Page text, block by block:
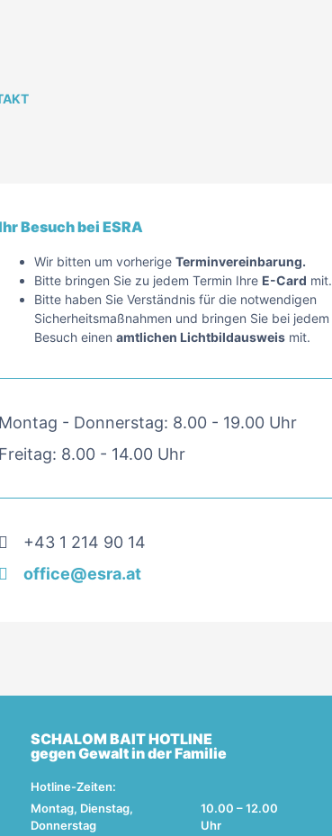
Besuch bei ESRA
Wir bitten um vorherige Terminvereinbarung.
Bitte bringen Sie zu jedem Termin Ihre E-Card mit.
Bitte haben Sie Verständnis für die notwendigen
Sicherheitsmaßnahmen und bringen Sie bei jedem
Besuch einen amtlichen Lichtbildausweis mit.
Montag - Donnerstag: 8.00 - 19.00 Uhr
Freitag: 8.00 - 14.00 Uhr
+43 1 214 90 14
office@esra.at
SCHALOM BAIT HOTLINE
gegen Gewalt in der Familie
Hotline-Zeiten:
Montag, Dienstag,
Donnerstag
10.00 – 12.00
Uhr